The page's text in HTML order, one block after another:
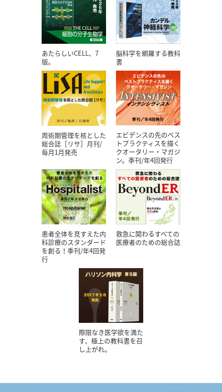
あたらしいCELL、7
版。
脳科学を網羅する教科
書
周術期管理を核とした
総合誌［リサ］月刊/
毎月1月発売
エビデンスの先のベス
トプラクティスを描く
クオータリー・マガジ
ン。季刊/年4回発行
患者全体を見すえた内
科診療のスタンダード
を創る！季刊/年4回発
行
救急に関わるすべての
医療者のための総合誌
際限なき医学欲を満た
す、極上の教科書を召
し上がれ。